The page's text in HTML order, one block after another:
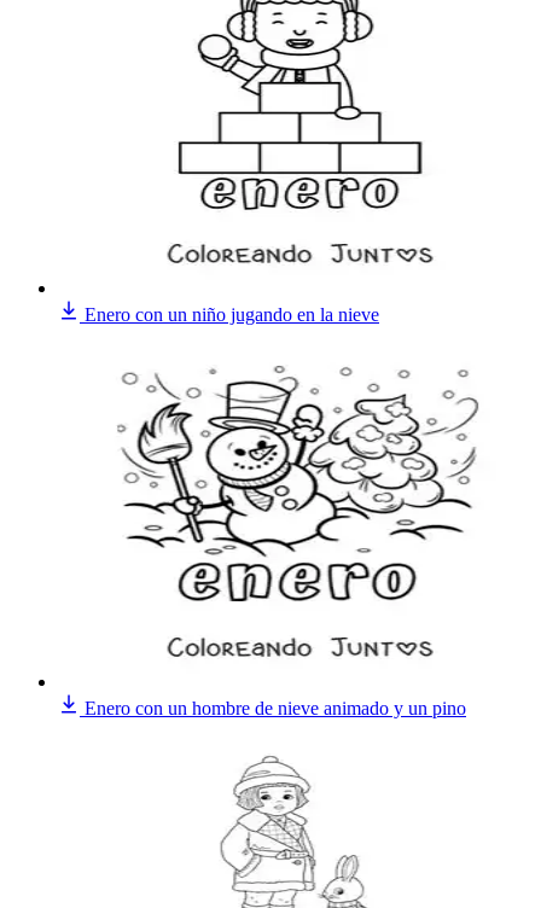
Enero con un niño jugando en la nieve
Enero con un hombre de nieve animado y un pino